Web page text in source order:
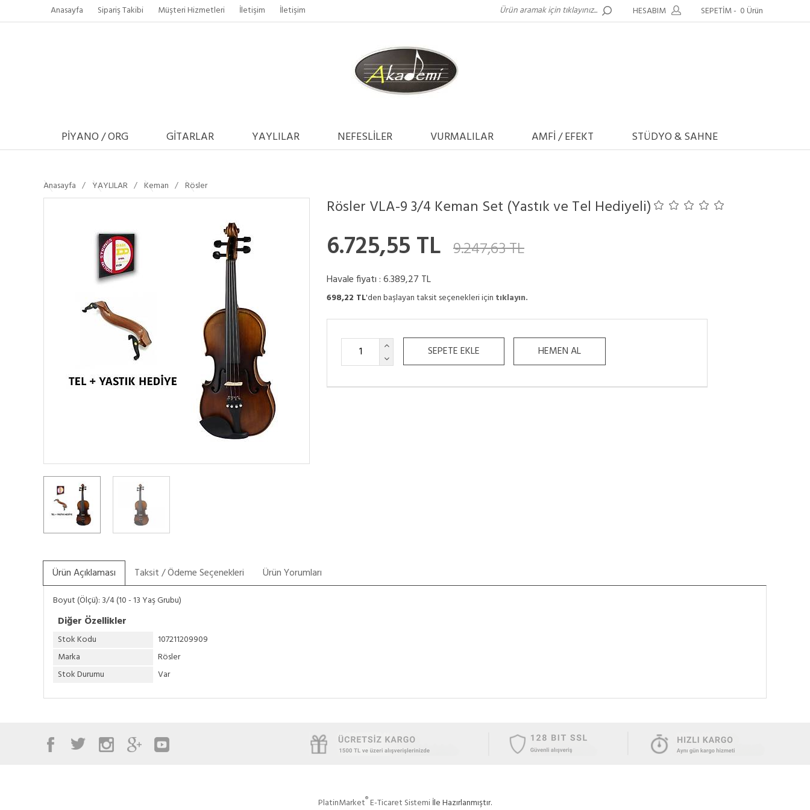
Anasayfa Sipariş Takibi Müşteri Hizmetleri İletişim İletişim HESABIM SEPETİM - 0 Ürün
PİYANO / ORG GİTARLAR YAYLILAR NEFESLİLER VURMALILAR AMFİ / EFEKT STÜDYO & SAHNE
Anasayfa YAYLILAR Keman Rösler
Rösler VLA-9 3/4 Keman Set (Yastık ve Tel Hediyeli)
6.725,55 TL 9.247,63 TL
Havale fiyatı :6.389,27 TL
698,22 TL'den başlayan taksit seçenekleri için tıklayın.
Ürün Açıklaması Taksit / Ödeme Seçenekleri Ürün Yorumları
Boyut (Ölçü): 3/4 (10 - 13 Yaş Grubu)
Diğer Özellikler
Stok Kodu
107211209909
Marka
Rösler
Stok Durumu
Var
PlatinMarket®E-Ticaret Sistemiİle Hazırlanmıştır.